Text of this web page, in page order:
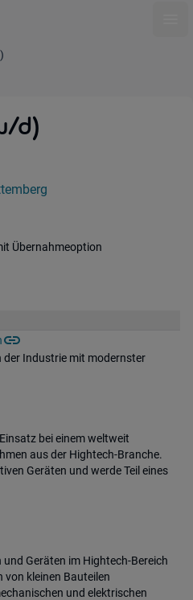
d)
Übernahmeoption
der Industrie mit modernster
bei einem weltweit
aus der Hightech-Branche.
Geräten und werde Teil eines
Geräten im Hightech-Bereich
von kleinen Bauteilen
und elektrischen